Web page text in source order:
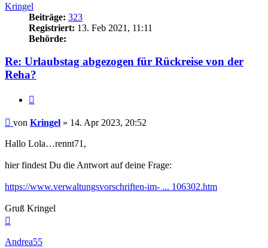
Kringel
Beiträge: 323
Registriert: 13. Feb 2021, 11:11
Behörde:
Re: Urlaubstag abgezogen für Rückreise von der
Reha?
Beitrag
von Kringel » 14. Apr 2023, 20:52
Hallo Lola…rennt71,
hier findest Du die Antwort auf deine Frage:
https://www.verwaltungsvorschriften-im- ... 106302.htm
Gruß Kringel
Andrea55